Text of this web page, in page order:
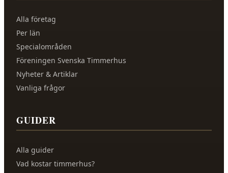
Alla företag
Per län
Specialområden
Föreningen Svenska Timmerhus
Nyheter & Artiklar
Vanliga frågor
GUIDER
Alla guider
Vad kostar timmerhus?